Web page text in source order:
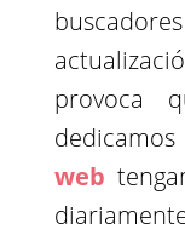
provoca
web